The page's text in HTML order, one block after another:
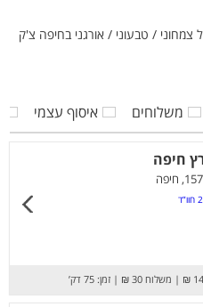
של צמחוני / טבעוני / אורגני בחיפה צ'ק
משלוחים איסוף עצמי
2 חוו”ד
| משלוח 30 ₪ | זמן: 75 דק’